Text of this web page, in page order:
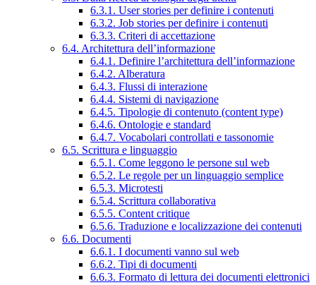
6.3.1. User stories per definire i contenuti
6.3.2. Job stories per definire i contenuti
6.3.3. Criteri di accettazione
6.4. Architettura dell’informazione
6.4.1. Definire l’architettura dell’informazione
6.4.2. Alberatura
6.4.3. Flussi di interazione
6.4.4. Sistemi di navigazione
6.4.5. Tipologie di contenuto (content type)
6.4.6. Ontologie e standard
6.4.7. Vocabolari controllati e tassonomie
6.5. Scrittura e linguaggio
6.5.1. Come leggono le persone sul web
6.5.2. Le regole per un linguaggio semplice
6.5.3. Microtesti
6.5.4. Scrittura collaborativa
6.5.5. Content critique
6.5.6. Traduzione e localizzazione dei contenuti
6.6. Documenti
6.6.1. I documenti vanno sul web
6.6.2. Tipi di documenti
6.6.3. Formato di lettura dei documenti elettronici